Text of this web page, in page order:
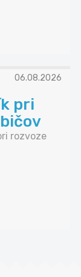
06.08.2026
pri
rozvoze